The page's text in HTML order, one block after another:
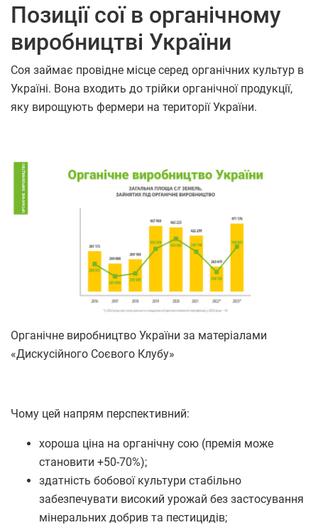
Позиції сої в органічному
виробництві України
Соя займає провідне місце серед органічних культур в
Україні. Вона входить до трійки органічної продукції,
яку вирощують фермери на території України.
Органічне виробництво України за матеріалами
«Дискусійного Соєвого Клубу»
Чому цей напрям перспективний:
хороша ціна на органічну сою (премія може
становити +50-70%);
здатність бобової культури стабільно
забезпечувати високий урожай без застосування
мінеральних добрив та пестицидів;